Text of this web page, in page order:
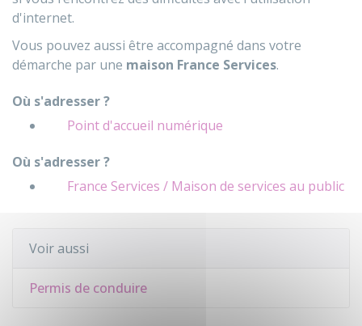
d'internet.
Vous pouvez aussi être accompagné dans votre
démarche par une maison France Services.
Où s'adresser ?
Point d'accueil numérique
Où s'adresser ?
France Services / Maison de services au public
Voir aussi
Permis de conduire